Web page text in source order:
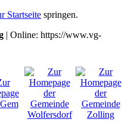
Startseite springen.
| Online: https://www.vg-